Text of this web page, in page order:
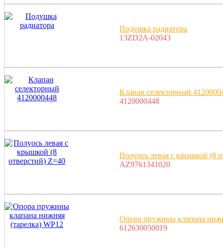
Подушка радиатора
13ZD2A-02043
Клапан селекторный
4120000448
Полуось левая с крышкой (8
AZ9761341020
Опора пружины клапана
612630050019